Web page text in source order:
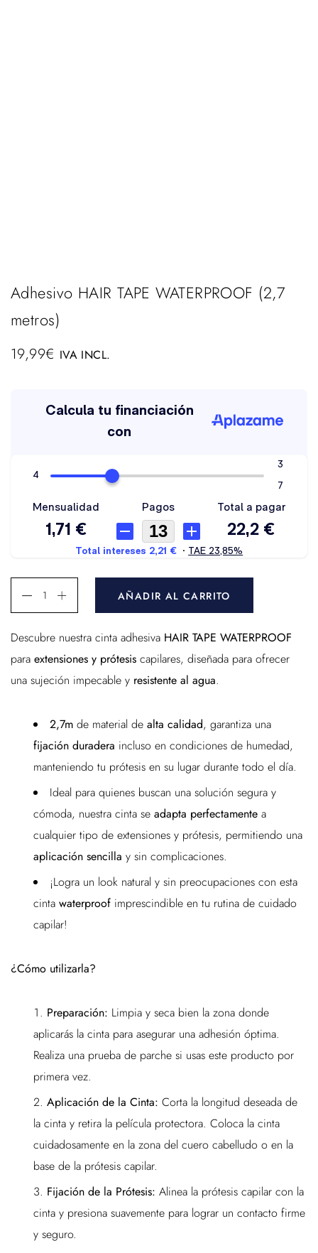
Adhesivo HAIR TAPE WATERPROOF (2,7
metros)
19,99€ IVA INCL.
AÑADIR AL CARRITO
Descubre nuestra cinta adhesiva HAIR TAPE WATERPROOF
para extensiones y prótesis capilares, diseñada para ofrecer
una sujeción impecable y resistente al agua.
2,7m de material de alta calidad, garantiza una
fijación duradera incluso en condiciones de humedad,
manteniendo tu prótesis en su lugar durante todo el día.
Ideal para quienes buscan una solución segura y
cómoda, nuestra cinta se adapta perfectamente a
cualquier tipo de extensiones y prótesis, permitiendo una
aplicación sencilla y sin complicaciones.
¡Logra un look natural y sin preocupaciones con esta
cinta waterproof imprescindible en tu rutina de cuidado
capilar!
¿Cómo utilizarla?
Preparación: Limpia y seca bien la zona donde
aplicarás la cinta para asegurar una adhesión óptima.
Realiza una prueba de parche si usas este producto por
primera vez.
Aplicación de la Cinta: Corta la longitud deseada de
la cinta y retira la película protectora. Coloca la cinta
cuidadosamente en la zona del cuero cabelludo o en la
base de la prótesis capilar.
Fijación de la Prótesis: Alinea la prótesis capilar con la
cinta y presiona suavemente para lograr un contacto firme
y seguro.